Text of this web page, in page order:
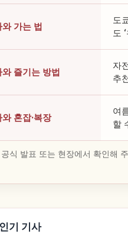
가는 법
도
도
즐기는 방법
자
추
혼잡·복장
여
할
식 발표 또는 현장에서 확인해
기 기사